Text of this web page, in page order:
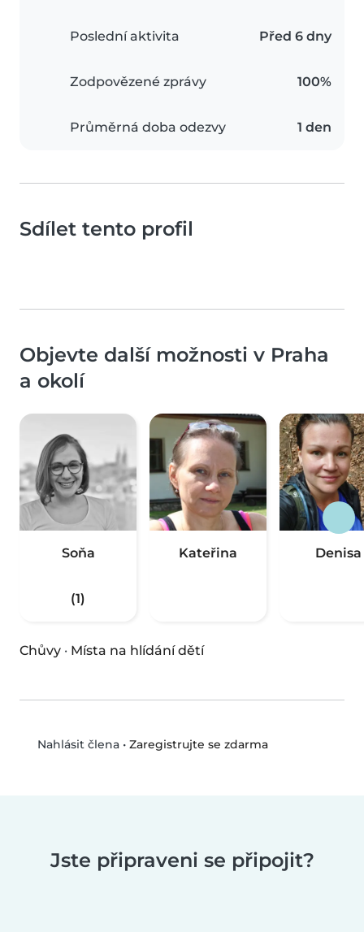
Poslední aktivita Před 6 dny
Zodpovězené zprávy 100%
Průměrná doba odezvy 1 den
Sdílet tento profil
Objevte další možnosti v Praha
a okolí
Soňa
(1)
Kateřina Denisa
Chůvy · Místa na hlídání dětí
Nahlásit člena• Zaregistrujte se zdarma
Jste připraveni se připojit?